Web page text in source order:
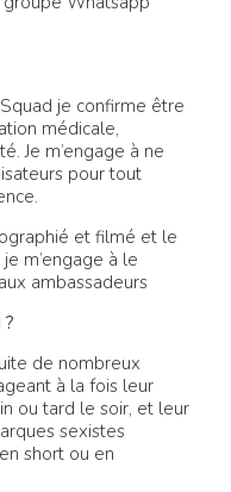
je confirme être
médicale,
Je m’engage à ne
pour tout
et filmé et le
m’engage à le
ambassadeurs
de nombreux
à la fois leur
ou tard le soir, et leur
sexistes
short ou en